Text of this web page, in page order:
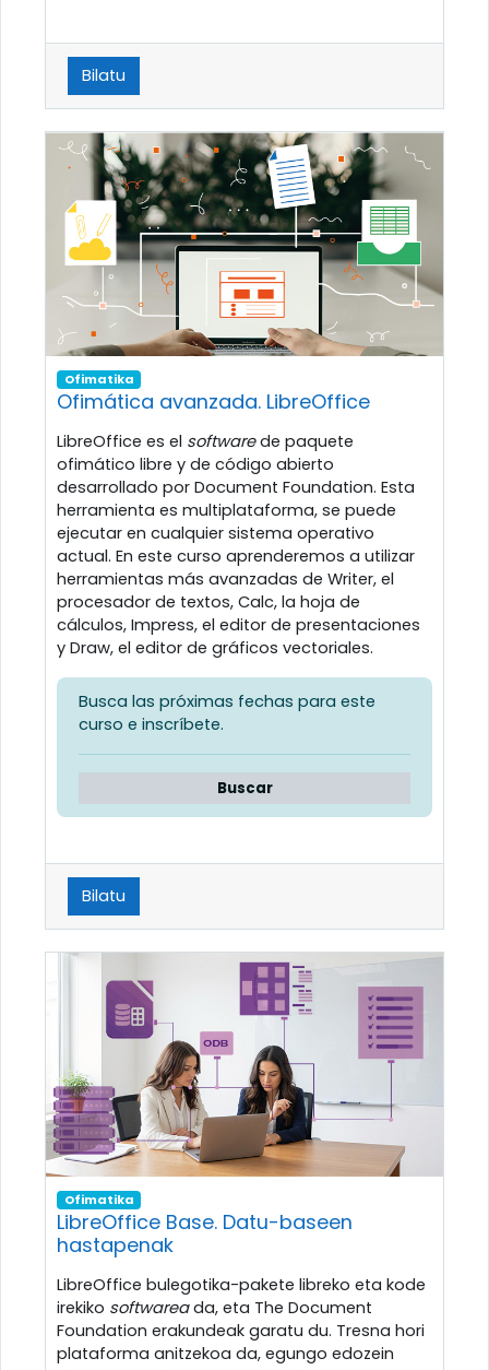
Bilatu
Ofimatika
Ofimática avanzada. LibreOffice
LibreOffice es el softwarede paquete
ofimático libre y de código abierto
desarrollado por Document Foundation. Esta
herramienta es multiplataforma, se puede
ejecutar en cualquier sistema operativo
actual. En este curso aprenderemos a utilizar
herramientas más avanzadas de Writer, el
procesador de textos, Calc, la hoja de
cálculos, Impress, el editor de presentaciones
y Draw, el editor de gráficos vectoriales.
Busca las próximas fechas para este
curso e inscríbete.
Buscar
Bilatu
Ofimatika
LibreOffice Base. Datu-baseen
hastapenak
LibreOffice bulegotika-pakete libreko eta kode
irekiko softwareada, eta The Document
Foundation erakundeak garatu du. Tresna hori
plataforma anitzekoa da, egungo edozein